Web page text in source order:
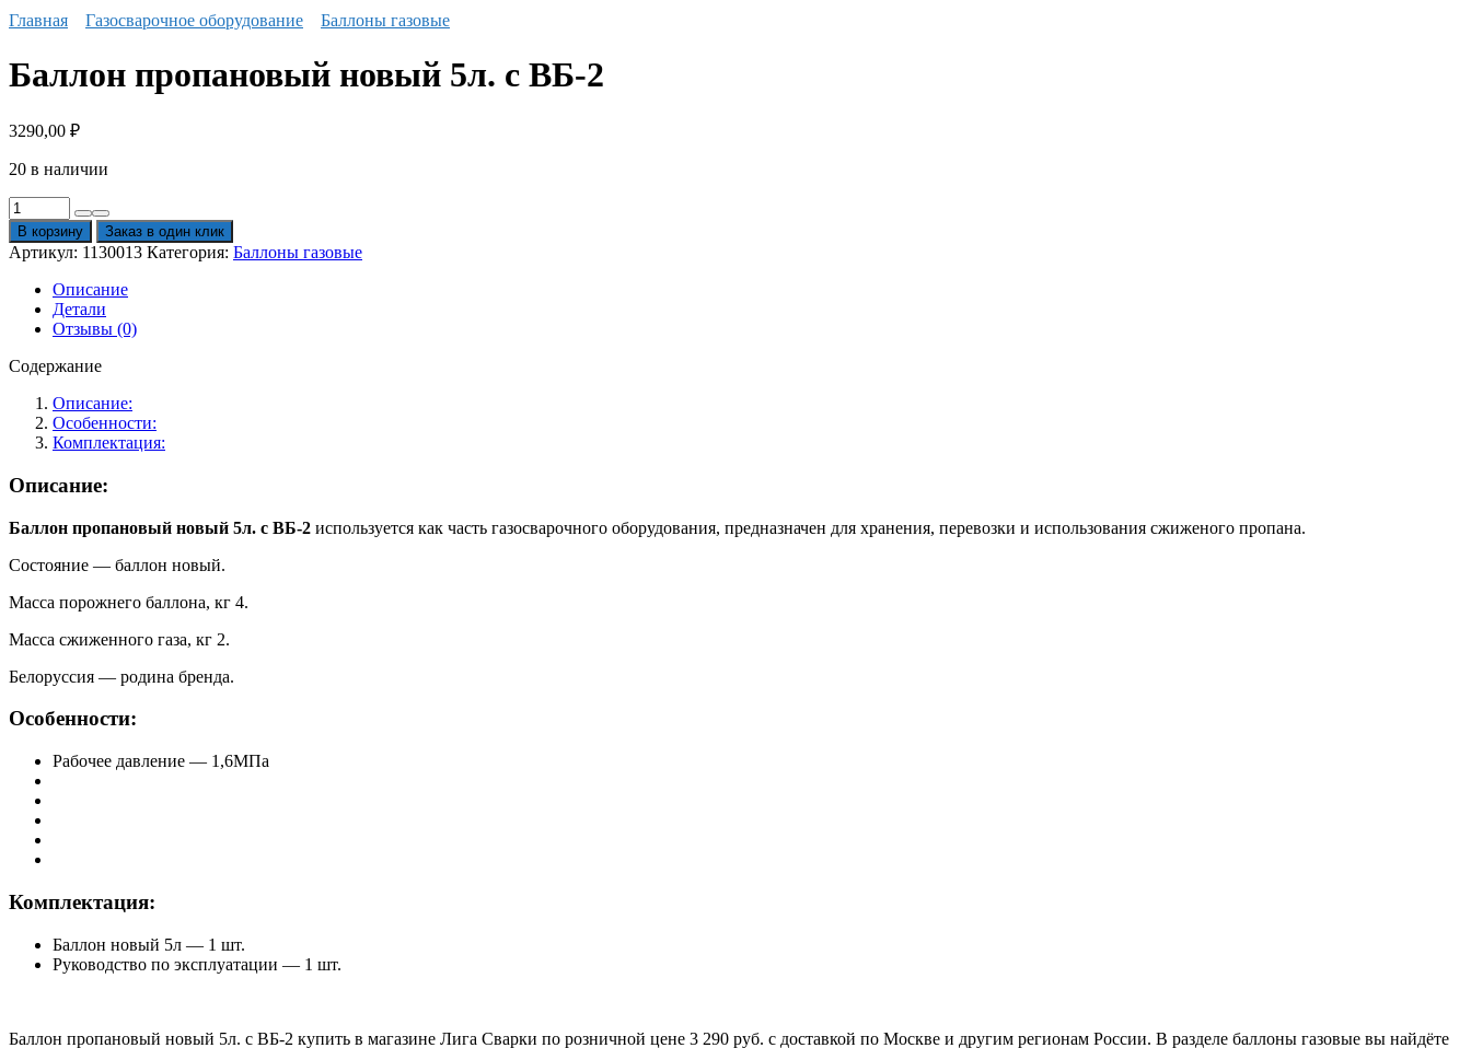
Главная Газосварочное оборудование Баллоны газовые
Баллон пропановый новый 5л. с ВБ-2
3290,00 ₽
20 в наличии
Количество
товара
Баллон
пропановый
новый
В корзину Заказ в один клик
Артикул: 1130013 Категория: Баллоны газовые
Описание
Детали
Отзывы (0)
Содержание
Описание:
Особенности:
Комплектация:
Описание:
Баллон пропановый новый 5л. с ВБ-2 используется как часть газосварочного оборудования, предназначен для хранения, перевозки и использования сжиженого пропана.
Состояние — баллон новый.
Масса порожнего баллона, кг 4.
Масса сжиженного газа, кг 2.
Белоруссия — родина бренда.
Особенности:
Рабочее давление — 1,6МПа
Комплектация:
Баллон новый 5л — 1 шт.
Руководство по эксплуатации — 1 шт.
Баллон пропановый новый 5л. с ВБ-2 купить в магазине Лига Сварки по розничной цене 3 290 руб. с доставкой по Москве и другим регионам России. В разделе баллоны газовые вы найдёте